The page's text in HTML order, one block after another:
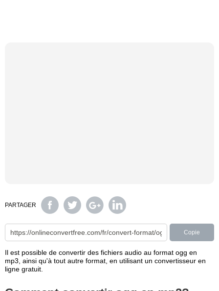
PARTAGER
Copie
Il est possible de convertir des fichiers audio au format ogg en
mp3, ainsi qu'à tout autre format, en utilisant un convertisseur en
ligne gratuit.